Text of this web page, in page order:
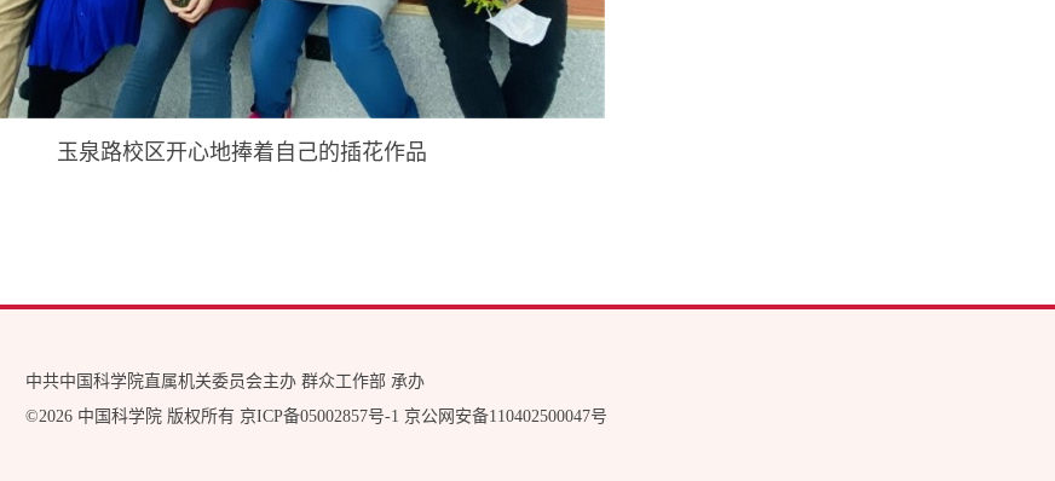
玉泉路校区开心地捧着自己的插花作品
中共中国科学院直属机关委员会主办 群众工作部 承办
©2026 中国科学院 版权所有 京ICP备05002857号-1 京公网安备110402500047号